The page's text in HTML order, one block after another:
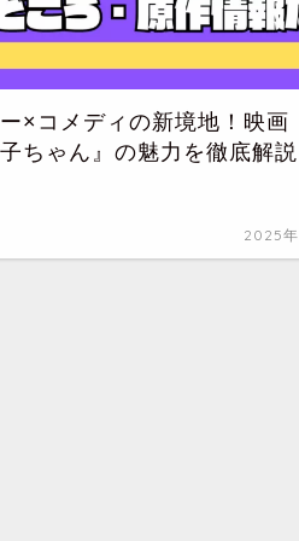
×コメディの新境地！映画
ちゃん』の魅力を徹底解説
2025年